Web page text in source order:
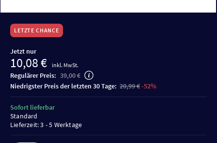
LETZTE CHANCE
Jetzt nur
10,08 € inkl. MwSt.
Regulärer Preis: 39,00 €
niedrigster Preis der letzten 30 Tage: 20,99 €-52%
Sofort lieferbar
Standard
Lieferzeit: 3 - 5 Werktage